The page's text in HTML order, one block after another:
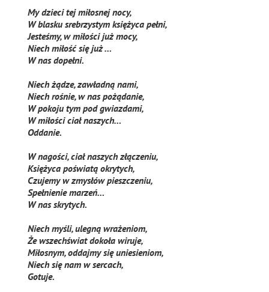
My dzieci tej miłosnej nocy,
W blasku srebrzystym księżyca pełni,
Jesteśmy, w miłości już mocy,
Niech miłość się już …
W nas dopełni.
Niech żądze, zawładną nami,
Niech rośnie, w nas pożądanie,
W pokoju tym pod gwiazdami,
W miłości ciał naszych…
Oddanie.
W nagości, ciał naszych złączeniu,
Księżyca poświatą okrytych,
Czujemy w zmysłów pieszczeniu,
Spełnienie marzeń…
W nas skrytych.
Niech myśli, ulegną wrażeniom,
Że wszechświat dokoła wiruje,
Miłosnym, oddajmy się uniesieniom,
Niech się nam w sercach,
Gotuje.